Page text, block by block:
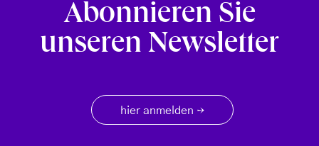
Abonnieren Sie
unseren Newsletter
hier anmelden →